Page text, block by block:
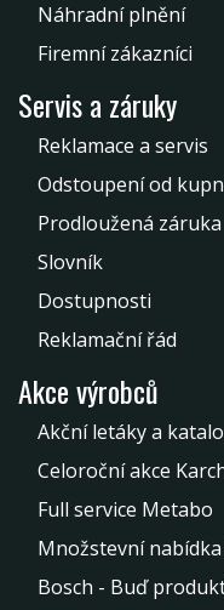
Náhradní plnění
Firemní zákazníci
Servis a záruky
Reklamace a servis
Odstoupení od
Prodloužená záruka
Slovník
Dostupnosti
Reklamační řád
Akce výrobců
Akční letáky a
Celoroční akce
Full service Metabo
Množstevní
Bosch - Buď